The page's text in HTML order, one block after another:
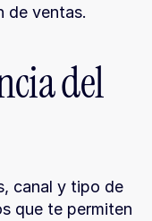
de ventas.
del
canal y tipo de
que te permiten